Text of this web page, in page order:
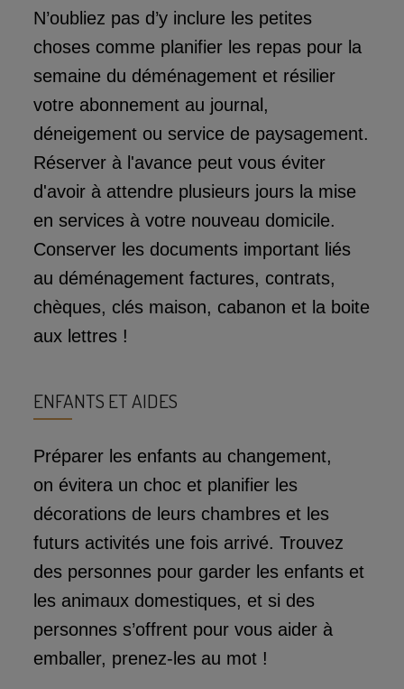
N’oubliez pas d’y inclure les petites
choses comme planifier les repas pour la
semaine du déménagement et résilier
votre abonnement au journal,
déneigement ou service de paysagement.
Réserver à l'avance peut vous éviter
d'avoir à attendre plusieurs jours la mise
en services à votre nouveau domicile.
Conserver les documents important liés
au déménagement factures, contrats,
chèques, clés maison, cabanon et la boite
aux lettres !
ENFANTS ET AIDES
Préparer les enfants au changement,
on évitera un choc et planifier les
décorations de leurs chambres et les
futurs activités une fois arrivé. Trouvez
des personnes pour garder les enfants et
les animaux domestiques, et si des
personnes s’offrent pour vous aider à
emballer, prenez-les au mot !